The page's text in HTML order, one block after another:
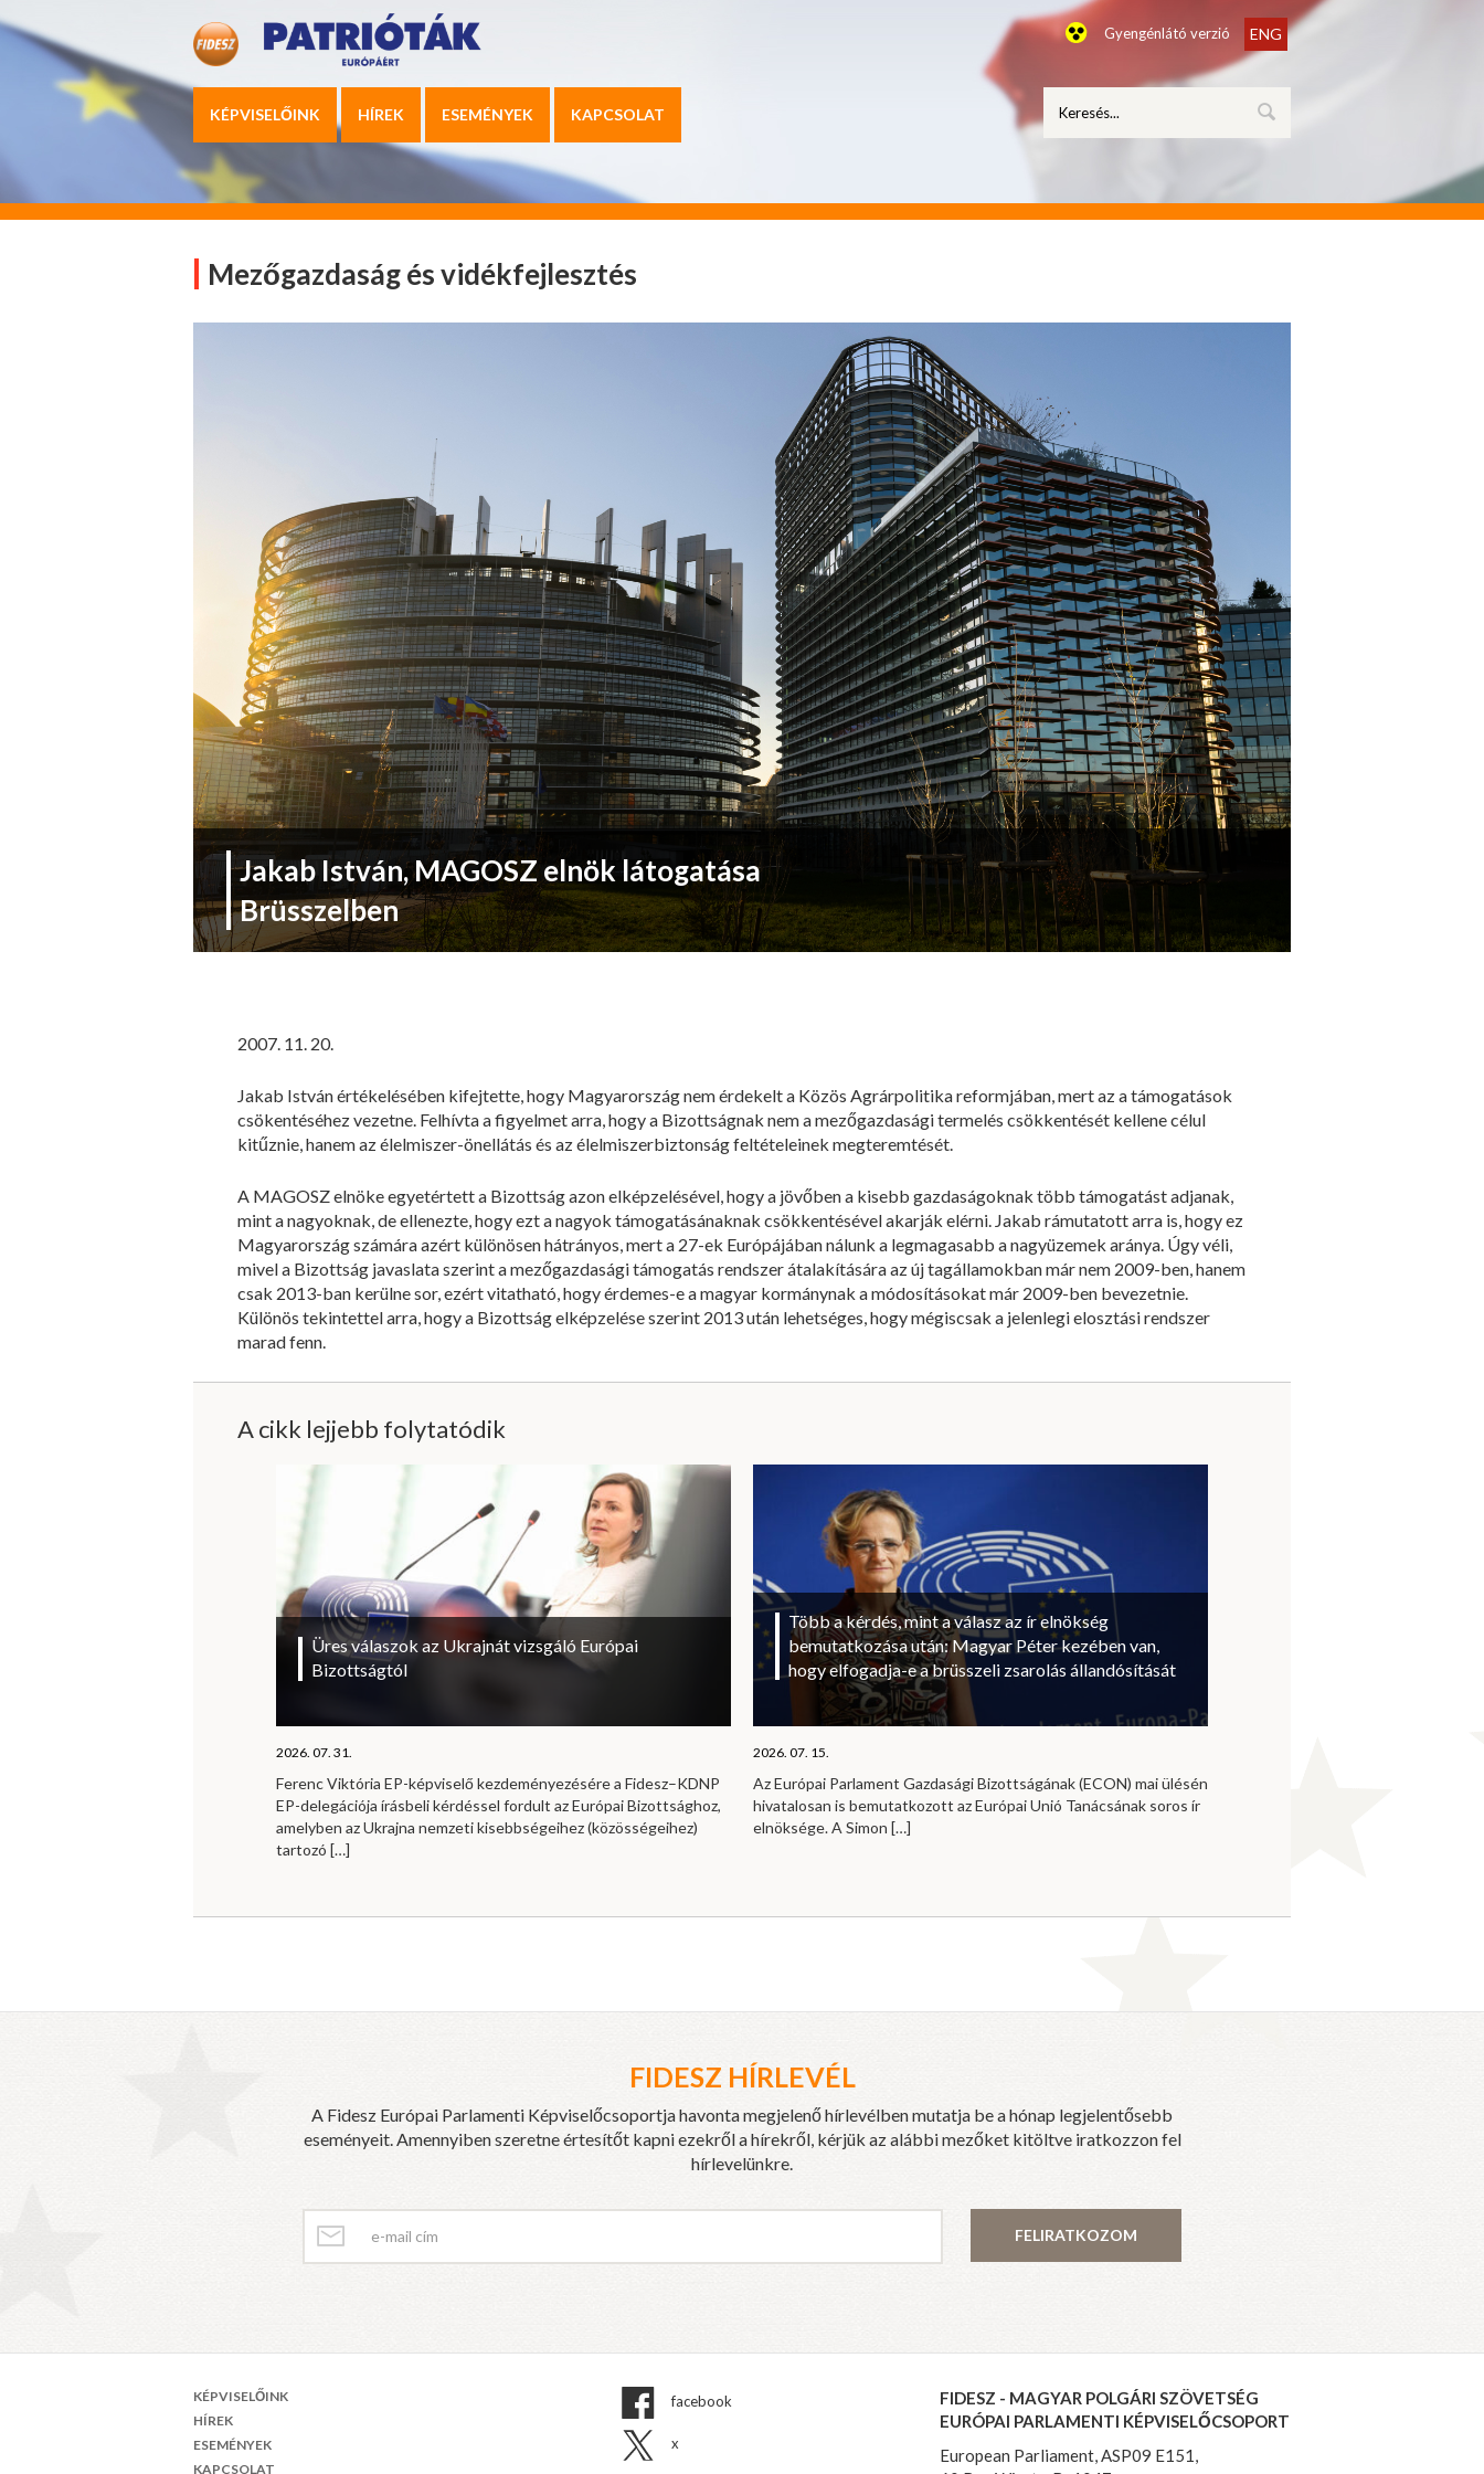
Gyengénlátó verzió ENG
KÉPVISELŐINK HÍREK ESEMÉNYEK KAPCSOLAT
Mezőgazdaság és vidékfejlesztés
Jakab István, MAGOSZ elnök látogatása
Brüsszelben
2007. 11. 20.
Jakab István értékelésében kifejtette, hogy Magyarország nem érdekelt a Közös Agrárpolitika reformjában, mert az a támogatások
csökentéséhez vezetne. Felhívta a figyelmet arra, hogy a Bizottságnak nem a mezőgazdasági termelés csökkentését kellene célul
kitűznie, hanem az élelmiszer-önellátás és az élelmiszerbiztonság feltételeinek megteremtését.
A MAGOSZ elnöke egyetértett a Bizottság azon elképzelésével, hogy a jövőben a kisebb gazdaságoknak több támogatást adjanak,
mint a nagyoknak, de ellenezte, hogy ezt a nagyok támogatásánaknak csökkentésével akarják elérni. Jakab rámutatott arra is, hogy ez
Magyarország számára azért különösen hátrányos, mert a 27-ek Európájában nálunk a legmagasabb a nagyüzemek aránya. Úgy véli,
mivel a Bizottság javaslata szerint a mezőgazdasági támogatás rendszer átalakítására az új tagállamokban már nem 2009-ben, hanem
csak 2013-ban kerülne sor, ezért vitatható, hogy érdemes-e a magyar kormánynak a módosításokat már 2009-ben bevezetnie.
Különös tekintettel arra, hogy a Bizottság elképzelése szerint 2013 után lehetséges, hogy mégiscsak a jelenlegi elosztási rendszer
marad fenn.
A cikk lejjebb folytatódik
Üres válaszok az Ukrajnát vizsgáló Európai
Bizottságtól
2026. 07. 31.
Ferenc Viktória EP-képviselő kezdeményezésére a Fidesz–KDNP
EP-delegációja írásbeli kérdéssel fordult az Európai Bizottsághoz,
amelyben az Ukrajna nemzeti kisebbségeihez (közösségeihez)
tartozó […]
Több a kérdés, mint a válasz az ír elnökség
bemutatkozása után: Magyar Péter kezében van,
hogy elfogadja-e a brüsszeli zsarolás állandósítását
2026. 07. 15.
Az Európai Parlament Gazdasági Bizottságának (ECON) mai ülésén
hivatalosan is bemutatkozott az Európai Unió Tanácsának soros ír
elnöksége. A Simon […]
FIDESZ HÍRLEVÉL
A Fidesz Európai Parlamenti Képviselőcsoportja havonta megjelenő hírlevélben mutatja be a hónap legjelentősebb
eseményeit. Amennyiben szeretne értesítőt kapni ezekről a hírekről, kérjük az alábbi mezőket kitöltve iratkozzon fel
hírlevelünkre.
FELIRATKOZOM
KÉPVISELŐINK
HÍREK
ESEMÉNYEK
KAPCSOLAT
facebook
x
FIDESZ - MAGYAR POLGÁRI SZÖVETSÉG
EURÓPAI PARLAMENTI KÉPVISELŐCSOPORT
European Parliament, ASP09 E151,